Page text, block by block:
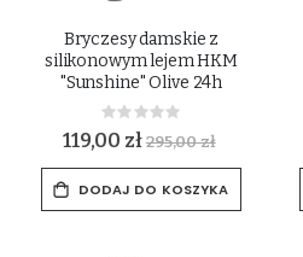
Bryczesy damskie z
silikonowym lejem HKM
"Sunshine" Olive 24h
Rating:
0%
119,00 zł295,00 zł
DODAJ DO KOSZYKA